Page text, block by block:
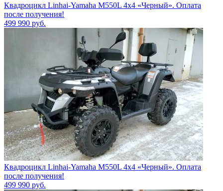
Квадроцикл Linhai-Yamaha M550L 4x4 «Черный». Оплата
после получения!
499 990 руб.
Квадроцикл Linhai-Yamaha M550L 4x4 «Черный». Оплата
после получения!
499 990 руб.